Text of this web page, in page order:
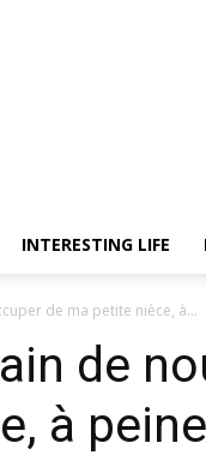
INTERESTING LIFE
de ma petite nièce, à...
de
à